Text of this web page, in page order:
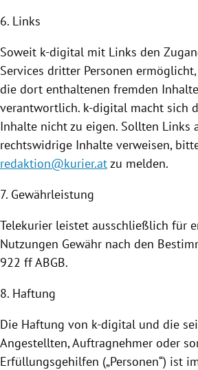
6. Links
Soweit k-digital mit Links den
Services dritter Personen
die dort enthaltenen fremden
verantwortlich. k-digital macht sich
Inhalte nicht zu eigen. Sollten Links
rechtswidrige Inhalte verweisen,
redaktion@kurier.atzu melden.
7. Gewährleistung
Telekurier leistet ausschließlich für
Nutzungen Gewähr nach den
922 ff ABGB.
8. Haftung
Die Haftung von k-digital und die
Angestellten, Auftragnehmer oder
Erfüllungsgehilfen („Personen“) ist